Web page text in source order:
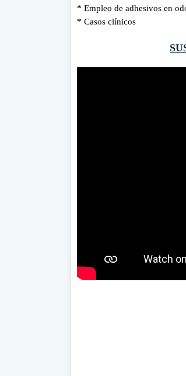
* Empleo de adhesivos en
* Casos clínicos